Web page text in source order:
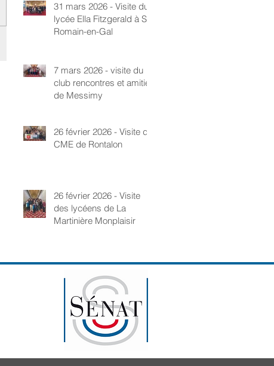
31 mars 2026 - Visite du
lycée Ella Fitzgerald à St-
Romain-en-Gal
7 mars 2026 - visite du
club rencontres et amitié
de Messimy
26 février 2026 - Visite du
CME de Rontalon
26 février 2026 - Visite
des lycéens de La
Martinière Monplaisir